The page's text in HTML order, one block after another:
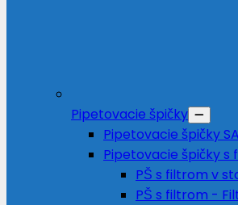
Pipetovacie špičky
Pipetovacie špičky
Pipetovacie špičky s
PŠ s filtrom v
PŠ s filtrom -